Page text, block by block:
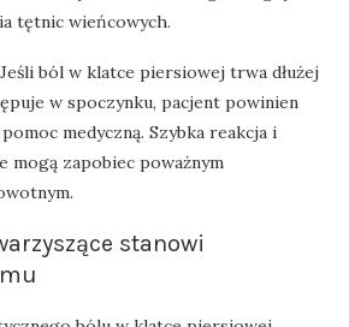
tętnic wieńcowych.
Jeśli ból w klatce piersiowej trwa dłużej
w spoczynku, pacjent powinien
medyczną. Szybka reakcja i
mogą zapobiec poważnym
stanowi